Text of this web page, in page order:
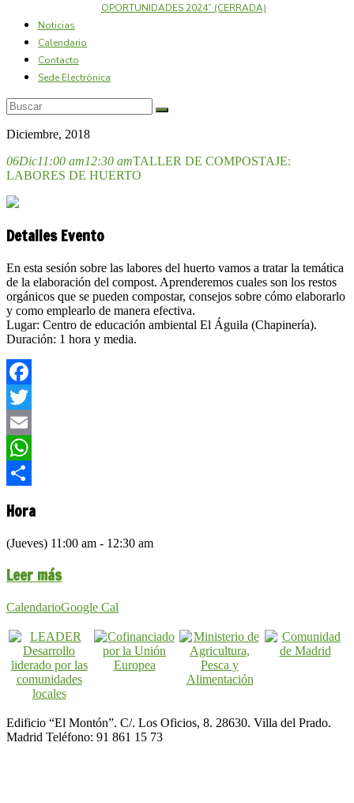
OPORTUNIDADES 2024” (CERRADA)
Noticias
Calendario
Contacto
Sede Electrónica
Diciembre, 2018
06Dic11:00 am12:30 amTALLER DE COMPOSTAJE:
LABORES DE HUERTO
Detalles Evento
En esta sesión sobre las labores del huerto vamos a tratar la temática
de la elaboración del compost. Aprenderemos cuales son los restos
orgánicos que se pueden compostar, consejos sobre cómo elaborarlo
y como emplearlo de manera efectiva.
Lugar: Centro de educación ambiental El Águila (Chapinería).
Duración: 1 hora y media.
Facebook
Twitter
Email
WhatsApp
Hora
(Jueves) 11:00 am - 12:30 am
Leer más
CalendarioGoogle Cal
Edificio “El Montón”. C/. Los Oficios, 8. 28630. Villa del Prado.
Madrid Teléfono: 91 861 15 73